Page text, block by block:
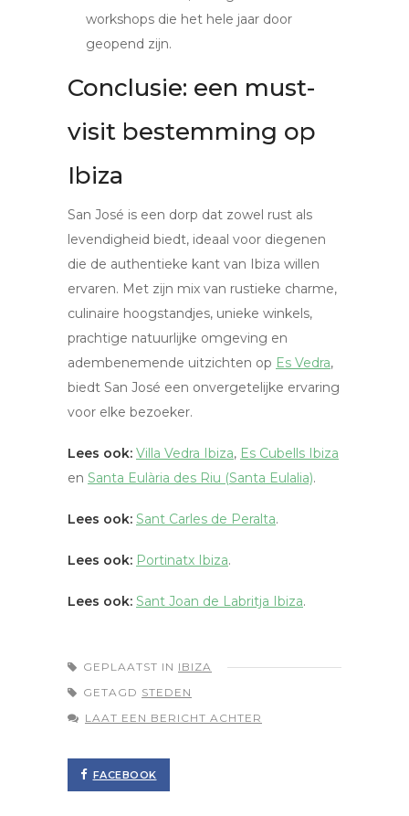
workshops die het hele jaar door
geopend zijn.
Conclusie: een must-
visit bestemming op
Ibiza
San José is een dorp dat zowel rust als
levendigheid biedt, ideaal voor diegenen
die de authentieke kant van Ibiza willen
ervaren. Met zijn mix van rustieke charme,
culinaire hoogstandjes, unieke winkels,
prachtige natuurlijke omgeving en
adembenemende uitzichten op Es Vedra,
biedt San José een onvergetelijke ervaring
voor elke bezoeker.
Lees ook: Villa Vedra Ibiza, Es Cubells Ibiza
en Santa Eulària des Riu (Santa Eulalia).
Lees ook: Sant Carles de Peralta.
Lees ook: Portinatx Ibiza.
Lees ook: Sant Joan de Labritja Ibiza.
GEPLAATST IN IBIZA
GETAGD STEDEN
LAAT EEN BERICHT ACHTER
FACEBOOK